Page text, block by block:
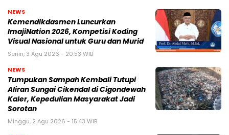
NEWS
Kemendikdasmen Luncurkan
ImajiNation 2026, Kompetisi Koding
Visual Nasional untuk Guru dan Murid
Senin, 3 Agu 2026 - 20:53 WIB
NEWS
Tumpukan Sampah Kembali Tutupi
Aliran Sungai Cikendal di Cigondewah
Kaler, Kepedulian Masyarakat Jadi
Sorotan
Minggu, 2 Agu 2026 - 15:43 WIB